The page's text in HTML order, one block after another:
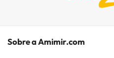
Sobre a Amimir.com